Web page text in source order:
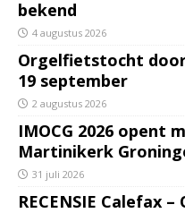
bekend
4 augustus 2026
Orgelfietstocht
19 september
2 augustus 2026
IMOCG 2026 opent
Martinikerk
31 juli 2026
RECENSIE Calefax